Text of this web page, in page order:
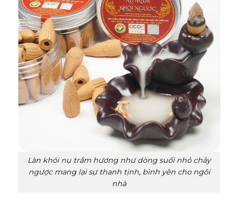
Làn khói nụ trầm hương như dòng suối nhỏ chảy
ngược mang lại sự thanh tịnh, bình yên cho ngôi
nhà